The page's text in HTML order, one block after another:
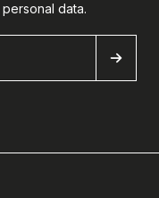
personal data.